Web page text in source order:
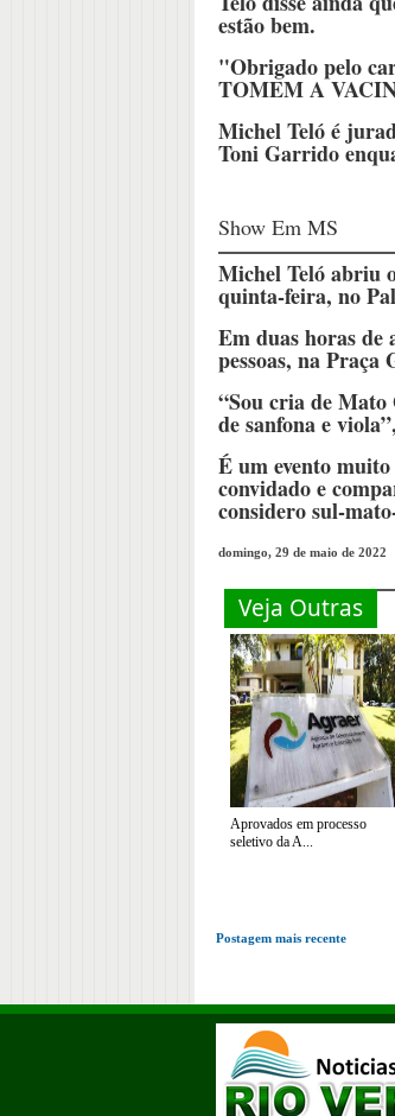
estão bem.
"Obrigado pelo
TOMEM A
Michel Teló é
Toni Garrido
Show Em MS
Michel Teló abriu
quinta-feira, no
Em duas horas de
pessoas, na Praça
“Sou cria de Mato
de sanfona e
É um evento
convidado e
considero sul-
domingo, 29 de maio de 2022
Veja Outras
Aprovados em processo
seletivo da A...
Postagem mais recente